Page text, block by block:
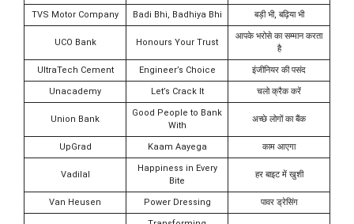
TVS Motor Company Badi Bhi, Badhiya Bhi बड़ी भी, बढ़िया भी
UCO Bank Honours Your Trust
आपके भरोसे का सम्मान करता
है
UltraTech Cement Engineer’s Choice इंजीनियर की पसंद
Unacademy Let’s Crack It चलो क्रैक करें
Union Bank
Good People to Bank
With
अच्छे लोगों का बैंक
UpGrad Kaam Aayega काम आएगा
Vadilal
Happiness in Every
Bite
हर बाइट में खुशी
Van Heusen Power Dressing पावर ड्रेसिंग